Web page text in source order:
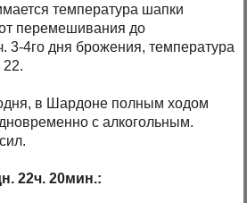
температура шапки
перемешивания до
3-4го дня брожения, температура
22.
в Шардоне полным ходом
с алкогольным.
22ч. 20мин.: